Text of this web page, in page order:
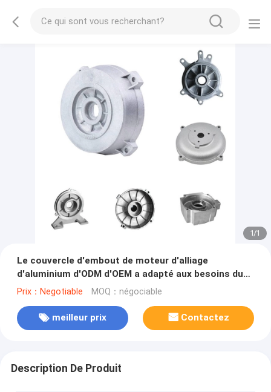
1/1
Le couvercle d'embout de moteur d'alliage
d'aluminium d'ODM d'OEM a adapté aux besoins du
client
Prix：Negotiable MOQ：négociable
meilleur prix Contactez
Description De Produit